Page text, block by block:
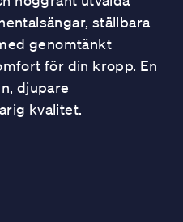
ställbara
genomtänkt
för din kropp. En
djupare
kvalitet.